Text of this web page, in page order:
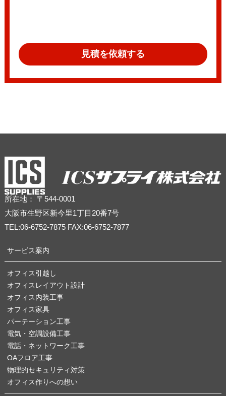
見積を依頼する
所在地： 〒544-0001
大阪市生野区新今里1丁目20番7号
TEL:06-6752-7875 FAX:06-6752-7877
サービス案内
オフィス引越し
オフィスレイアウト設計
オフィス内装工事
オフィス家具
パーテーション工事
電気・空調設備工事
電話・ネットワーク工事
OAフロア工事
物理的セキュリティ対策
オフィス作りへの想い